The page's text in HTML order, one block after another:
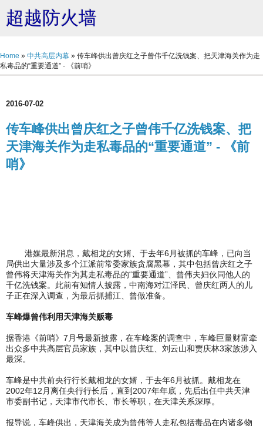
超越防火墙
Home » 中共高层内幕 » 传车峰供出曾庆红之子曾伟千亿洗钱案、把天津海关作为走
私毒品的“重要通道” - 《前哨》
2016-07-02
传车峰供出曾庆红之子曾伟千亿洗钱案、把
天津海关作为走私毒品的“重要通道” - 《前
哨》
港媒最新消息，戴相龙的女婿、于去年6月被抓的车峰，已向当
局供出大量涉及多个江派前常委家族贪腐黑幕，其中包括曾庆红之子
曾伟将天津海关作为其走私毒品的“重要通道”、曾伟夫妇伙同他人的
千亿洗钱案。此前有知情人披露，中南海对江泽民、曾庆红两人的儿
子正在深入调查，为最后抓捕江、曾做准备。
车峰爆曾伟利用天津海关贩毒
据香港《前哨》7月号最新披露，在车峰案的调查中，车峰巨量财富牵
出众多中共高层官员家族，其中以曾庆红、刘云山和贾庆林3家族涉入
最深。
车峰是中共前央行行长戴相龙的女婿，于去年6月被抓。戴相龙在
2002年12月离任央行行长后，直到2007年年底，先后出任中共天津
市委副书记，天津市代市长、市长等职，在天津关系深厚。
报导说，车峰供出，天津海关成为曾伟等人走私包括毒品在内诸多物